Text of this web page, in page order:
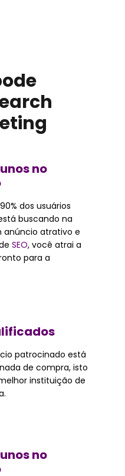
no
dos usuários
buscando na
anúncio atrativo e
SEO, você atrai a
para a
patrocinado está
de compra, isto
instituição de
no